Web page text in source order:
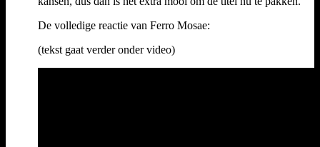
De volledige reactie van Ferro Mosae:
(tekst gaat verder onder video)